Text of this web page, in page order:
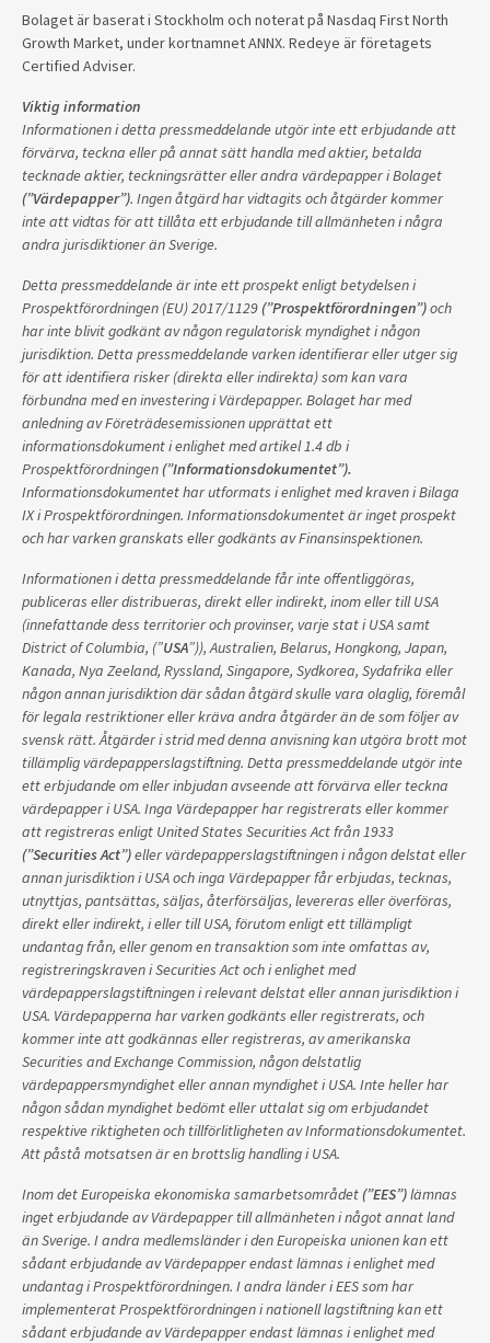
Bolaget är baserat i Stockholm och noterat på Nasdaq First North
Growth Market, under kortnamnet ANNX. Redeye är företagets
Certified Adviser.
Viktig information
Informationen i detta pressmeddelande utgör inte ett erbjudande att
förvärva, teckna eller på annat sätt handla med aktier, betalda
tecknade aktier, teckningsrätter eller andra värdepapper i Bolaget
(”Värdepapper”). Ingen åtgärd har vidtagits och åtgärder kommer
inte att vidtas för att tillåta ett erbjudande till allmänheten i några
andra jurisdiktioner än Sverige.
Detta pressmeddelande är inte ett prospekt enligt betydelsen i
Prospektförordningen (EU) 2017/1129 (”Prospektförordningen”)och
har inte blivit godkänt av någon regulatorisk myndighet i någon
jurisdiktion. Detta pressmeddelande varken identifierar eller utger sig
för att identifiera risker (direkta eller indirekta) som kan vara
förbundna med en investering i Värdepapper. Bolaget har med
anledning av Företrädesemissionen upprättat ett
informationsdokument i enlighet med artikel 1.4 db i
Prospektförordningen (”Informationsdokumentet”).
Informationsdokumentet har utformats i enlighet med kraven i Bilaga
IX i Prospektförordningen. Informationsdokumentet är inget prospekt
och har varken granskats eller godkänts av Finansinspektionen.
Informationen i detta pressmeddelande får inte offentliggöras,
publiceras eller distribueras, direkt eller indirekt, inom eller till USA
(innefattande dess territorier och provinser, varje stat i USA samt
District of Columbia, (”USA”)), Australien, Belarus, Hongkong, Japan,
Kanada, Nya Zeeland, Ryssland, Singapore, Sydkorea, Sydafrika eller
någon annan jurisdiktion där sådan åtgärd skulle vara olaglig, föremål
för legala restriktioner eller kräva andra åtgärder än de som följer av
svensk rätt. Åtgärder i strid med denna anvisning kan utgöra brott mot
tillämplig värdepapperslagstiftning. Detta pressmeddelande utgör inte
ett erbjudande om eller inbjudan avseende att förvärva eller teckna
värdepapper i USA. Inga Värdepapper har registrerats eller kommer
att registreras enligt United States Securities Act från 1933
(”Securities Act”)eller värdepapperslagstiftningen i någon delstat eller
annan jurisdiktion i USA och inga Värdepapper får erbjudas, tecknas,
utnyttjas, pantsättas, säljas, återförsäljas, levereras eller överföras,
direkt eller indirekt, i eller till USA, förutom enligt ett tillämpligt
undantag från, eller genom en transaktion som inte omfattas av,
registreringskraven i Securities Act och i enlighet med
värdepapperslagstiftningen i relevant delstat eller annan jurisdiktion i
USA. Värdepapperna har varken godkänts eller registrerats, och
kommer inte att godkännas eller registreras, av amerikanska
Securities and Exchange Commission, någon delstatlig
värdepappersmyndighet eller annan myndighet i USA. Inte heller har
någon sådan myndighet bedömt eller uttalat sig om erbjudandet
respektive riktigheten och tillförlitligheten av Informationsdokumentet.
Att påstå motsatsen är en brottslig handling i USA.
Inom det Europeiska ekonomiska samarbetsområdet (”EES”)lämnas
inget erbjudande av Värdepapper till allmänheten i något annat land
än Sverige. I andra medlemsländer i den Europeiska unionen kan ett
sådant erbjudande av Värdepapper endast lämnas i enlighet med
undantag i Prospektförordningen. I andra länder i EES som har
implementerat Prospektförordningen i nationell lagstiftning kan ett
sådant erbjudande av Värdepapper endast lämnas i enlighet med